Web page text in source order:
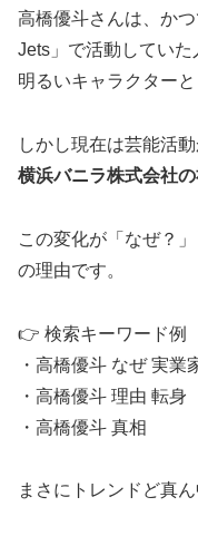
高橋優斗さんは、か
Jets」で活動していた
明るいキャラクター
しかし現在は芸能活動
横浜バニラ株式会社
この変化が「なぜ？
の理由です。
👉 検索キーワード例
・高橋優斗 なぜ 実業
・高橋優斗 理由 転身
・高橋優斗 真相
まさにトレンドど真